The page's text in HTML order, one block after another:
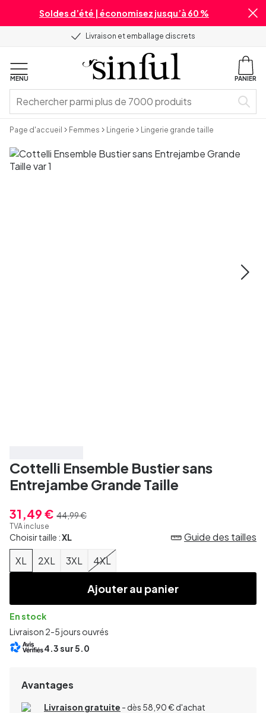
Soldes d’été | économisez jusqu’à 60 %
Livraison et emballage discrets
MENU PANIER
Page d'accueil Femmes Lingerie Lingerie grande taille
Cottelli Ensemble Bustier sans
Entrejambe Grande Taille
31,49 € 44,99 €
TVA incluse
Choisir taille :XL
XL 2XL 3XL 4XL
Guide des tailles
Ajouter au panier
En stock
Livraison 2-5 jours ouvrés
4.3sur 5.0
Avantages
Livraison gratuite - dès 58,90 € d'achat